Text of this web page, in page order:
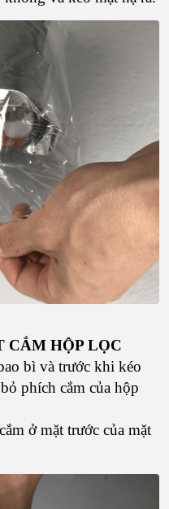
CẮM HỘP LỌC
bì và trước khi kéo
phích cắm của hộp
ở mặt trước của mặt